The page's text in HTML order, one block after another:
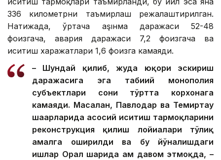
336 километрни таъмирлаш режалаштирилган.
Натижада, ўртача аşıнма даражаси 52-48
фоизгача, авария даражаси 7,2 фоизгача ва
иситиш харажатлари 1,6 фоизга камаяди.
– Шундай қилиб, жуда юқори эскириш
даражасига эга табиий монополия
субъектлари сони тўртта корхонага
камаяди. Масалан, Павлодар ва Темиртау
шаҳарларида асосий иситиш тармоқларини
реконструкция қилиш лойиҳалари тўлиқ
амалга оширилди ва бу йўналишдаги
ишлар Орал шаҳрида ҳам давом этмоқда, –